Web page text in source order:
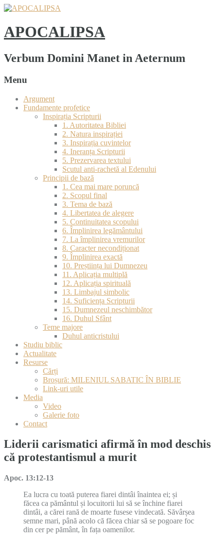
APOCALIPSA
Verbum Domini Manet in Aeternum
Menu
Argument
Fundamente profetice
Inspirația Scripturii
1. Autoritatea Bibliei
2. Natura inspirației
3. Inspirația cuvintelor
4. Ineranța Scripturii
5. Prezervarea textului
Scutul anti-rachetă al Edenului
Principii de bază
1. Cea mai mare poruncă
2. Scopul final
3. Tema de bază
4. Libertatea de alegere
5. Continuitatea scopului
6. Împlinirea legământului
7. La împlinirea vremurilor
8. Caracter necondiționat
9. Împlinirea exactă
10. Preștiința lui Dumnezeu
11. Aplicația multiplă
12. Aplicația spirituală
13. Limbajul simbolic
14. Suficiența Scripturii
15. Dumnezeul neschimbător
16. Duhul Sfânt
Teme majore
Duhul anticristului
Studiu biblic
Actualitate
Resurse
Cărți
Broșură: MILENIUL SABATIC ÎN BIBLIE
Link-uri utile
Media
Video
Galerie foto
Contact
Liderii carismatici afirmă în mod deschis
că protestantismul a murit
Apoc. 13:12-13
Ea lucra cu toată puterea fiarei dintâi înaintea ei; și
făcea ca pământul și locuitorii lui să se închine fiarei
dintâi, a cărei rană de moarte fusese vindecată. Săvârșea
semne mari, până acolo că făcea chiar să se pogoare foc
din cer pe pământ, în faț‏a oamenilor.